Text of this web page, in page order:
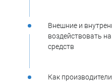
Внешние и
воздействовать
средств
Как